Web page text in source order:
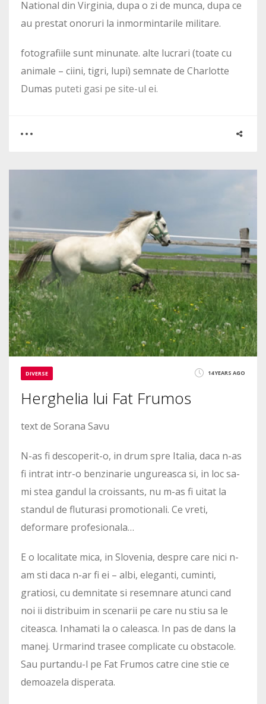
National din Virginia, dupa o zi de munca, dupa ce
au prestat onoruri la inmormintarile militare.
fotografiile sunt minunate. alte lucrari (toate cu
animale – ciini, tigri, lupi) semnate de Charlotte
Dumas puteti gasi pe site-ul ei.
DIVERSE 14 YEARS AGO
Herghelia lui Fat Frumos
text de Sorana Savu
N-as fi descoperit-o, in drum spre Italia, daca n-as
fi intrat intr-o benzinarie ungureasca si, in loc sa-
mi stea gandul la croissants, nu m-as fi uitat la
standul de fluturasi promotionali. Ce vreti,
deformare profesionala…
E o localitate mica, in Slovenia, despre care nici n-
am sti daca n-ar fi ei – albi, eleganti, cuminti,
gratiosi, cu demnitate si resemnare atunci cand
noi ii distribuim in scenarii pe care nu stiu sa le
citeasca. Inhamati la o caleasca. In pas de dans la
manej. Urmarind trasee complicate cu obstacole.
Sau purtandu-l pe Fat Frumos catre cine stie ce
demoazela disperata.